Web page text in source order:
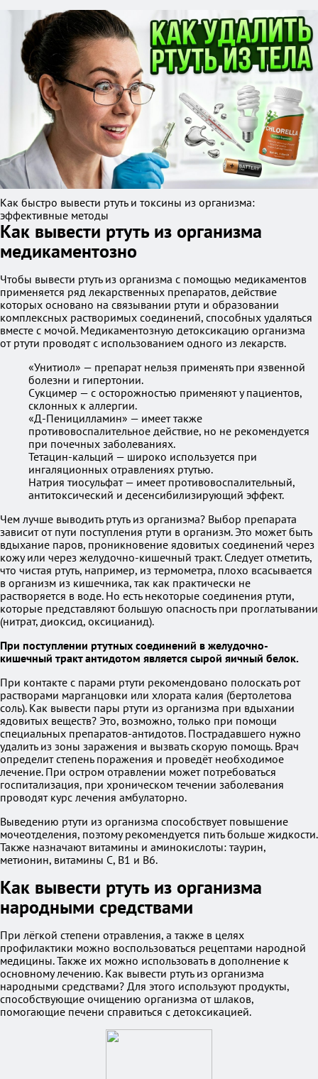
Как быстро вывести ртуть и токсины из организма:
эффективные методы
Как вывести ртуть из организма
медикаментозно
Чтобы вывести ртуть из организма с помощью медикаментов
применяется ряд лекарственных препаратов, действие
которых основано на связывании ртути и образовании
комплексных растворимых соединений, способных удаляться
вместе с мочой. Медикаментозную детоксикацию организма
от ртути проводят с использованием одного из лекарств.
«Унитиол» — препарат нельзя применять при язвенной
болезни и гипертонии.
Сукцимер — с осторожностью применяют у пациентов,
склонных к аллергии.
«Д-Пеницилламин» — имеет также
противовоспалительное действие, но не рекомендуется
при почечных заболеваниях.
Тетацин-кальций — широко используется при
ингаляционных отравлениях ртутью.
Натрия тиосульфат — имеет противовоспалительный,
антитоксический и десенсибилизирующий эффект.
Чем лучше выводить ртуть из организма? Выбор препарата
зависит от пути поступления ртути в организм. Это может быть
вдыхание паров, проникновение ядовитых соединений через
кожу или через желудочно-кишечный тракт. Следует отметить,
что чистая ртуть, например, из термометра, плохо всасывается
в организм из кишечника, так как практически не
растворяется в воде. Но есть некоторые соединения ртути,
которые представляют большую опасность при проглатывании
(нитрат, диоксид, оксицианид).
При поступлении ртутных соединений в желудочно-
кишечный тракт антидотом является сырой яичный белок.
При контакте с парами ртути рекомендовано полоскать рот
растворами марганцовки или хлората калия (бертолетова
соль). Как вывести пары ртути из организма при вдыхании
ядовитых веществ? Это, возможно, только при помощи
специальных препаратов-антидотов. Пострадавшего нужно
удалить из зоны заражения и вызвать скорую помощь. Врач
определит степень поражения и проведёт необходимое
лечение. При остром отравлении может потребоваться
госпитализация, при хроническом течении заболевания
проводят курс лечения амбулаторно.
Выведению ртути из организма способствует повышение
мочеотделения, поэтому рекомендуется пить больше жидкости.
Также назначают витамины и аминокислоты: таурин,
метионин, витамины C, B1 и B6.
Как вывести ртуть из организма
народными средствами
При лёгкой степени отравления, а также в целях
профилактики можно воспользоваться рецептами народной
медицины. Также их можно использовать в дополнение к
основному лечению. Как вывести ртуть из организма
народными средствами? Для этого используют продукты,
способствующие очищению организма от шлаков,
помогающие печени справиться с детоксикацией.